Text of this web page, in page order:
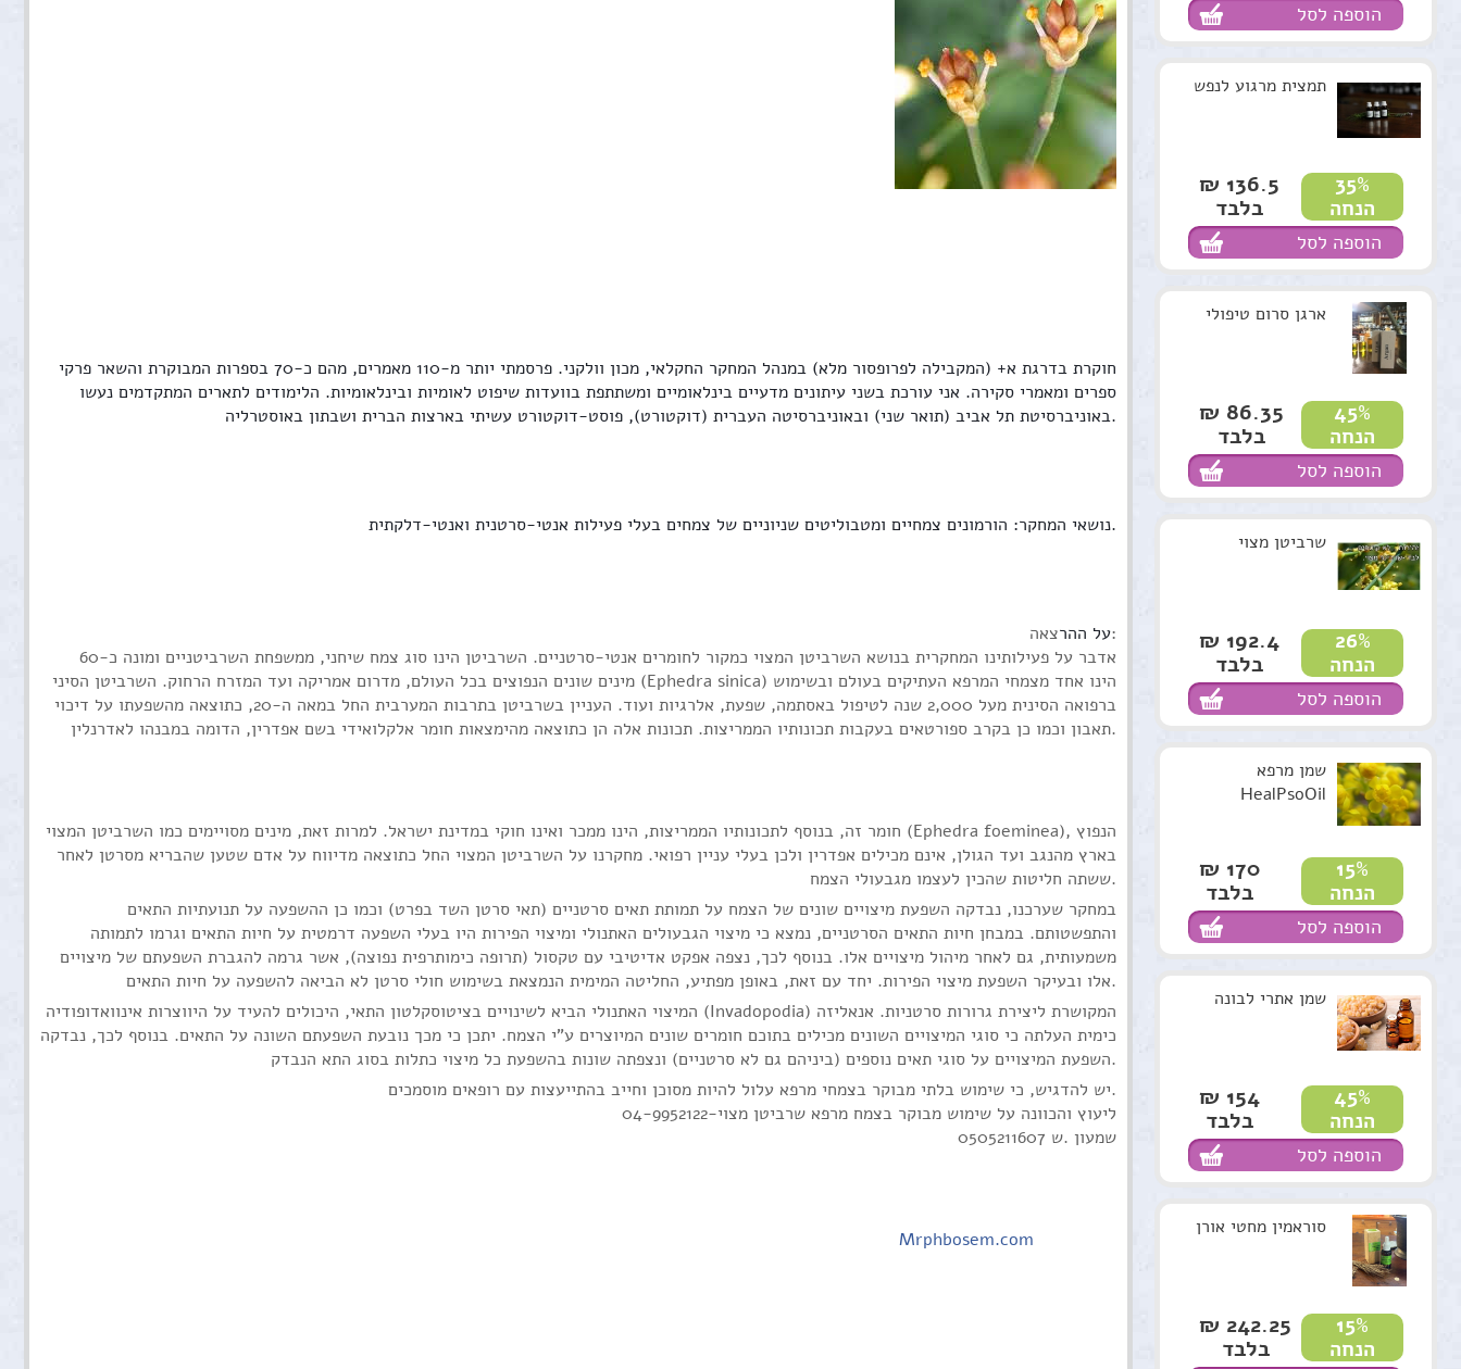
חוקרת בדרגת א+ (המקבילה לפרופסור מלא) במנהל המחקר החקלאי, מכון וולקני. פרסמתי יותר מ-110 מאמרים, מהם כ-70 בספרות המבוקרת והשאר פרקי
ספרים ומאמרי סקירה. אני עורכת בשני עיתונים מדעיים בינלאומיים ומשתתפת בוועדות שיפוט לאומיות ובינלאומיות. הלימודים לתארים המתקדמים נעשו
באוניברסיטת תל אביב (תואר שני) ובאוניברסיטה העברית (דוקטורט), פוסט-דוקטורט עשיתי בארצות הברית ושבתון באוסטרליה.
נושאי המחקר: הורמונים צמחיים ומטבוליטים שניוניים של צמחים בעלי פעילות אנטי-סרטנית ואנטי-דלקתית.
על ההרצאה:
אדבר על פעילותינו המחקרית בנושא השרביטן המצוי כמקור לחומרים אנטי-סרטניים. השרביטן הינו סוג צמח שיחני, ממשפחת השרביטניים ומונה כ-60
מינים שונים הנפוצים בכל העולם, מדרום אמריקה ועד המזרח הרחוק. השרביטן הסיני (Ephedra sinica) הינו אחד מצמחי המרפא העתיקים בעולם ובשימוש
ברפואה הסינית מעל 2,000 שנה לטיפול באסתמה, שפעת, אלרגיות ועוד. העניין בשרביטן בתרבות המערבית החל במאה ה-20, כתוצאה מהשפעתו על דיכוי
תאבון וכמו כן בקרב ספורטאים בעקבות תכונותיו הממריצות. תכונות אלה הן כתוצאה מהימצאות חומר אלקלואידי בשם אפדרין, הדומה במבנהו לאדרנלין.
חומר זה, בנוסף לתכונותיו הממריצות, הינו ממכר ואינו חוקי במדינת ישראל. למרות זאת, מינים מסויימים כמו השרביטן המצוי (Ephedra foeminea), הנפוץ
בארץ מהנגב ועד הגולן, אינם מכילים אפדרין ולכן בעלי עניין רפואי. מחקרנו על השרביטן המצוי החל כתוצאה מדיווח על אדם שטען שהבריא מסרטן לאחר
ששתה חליטות שהכין לעצמו מגבעולי הצמח.
במחקר שערכנו, נבדקה השפעת מיצויים שונים של הצמח על תמותת תאים סרטניים (תאי סרטן השד בפרט) וכמו כן ההשפעה על תנועתיות התאים
והתפשטותם. במבחן חיות התאים הסרטניים, נמצא כי מיצוי הגבעולים האתנולי ומיצוי הפירות היו בעלי השפעה דרמטית על חיות התאים וגרמו לתמותה
משמעותית, גם לאחר מיהול מיצויים אלו. בנוסף לכך, נצפה אפקט אדיטיבי עם טקסול (תרופה כימותרפית נפוצה), אשר גרמה להגברת השפעתם של מיצויים
אלו ובעיקר השפעת מיצוי הפירות. יחד עם זאת, באופן מפתיע, החליטה המימית הנמצאת בשימוש חולי סרטן לא הביאה להשפעה על חיות התאים.
המיצוי האתנולי הביא לשינויים בציטוסקלטון התאי, היכולים להעיד על היווצרות אינוואדופודיה (Invadopodia) המקושרת ליצירת גרורות סרטניות. אנאליזה
כימית העלתה כי סוגי המיצויים השונים מכילים בתוכם חומרים שונים המיוצרים ע"י הצמח. יתכן כי מכך נובעת השפעתם השונה על התאים. בנוסף לכך, נבדקה
השפעת המיצויים על סוגי תאים נוספים (ביניהם גם לא סרטניים) ונצפתה שונות בהשפעת כל מיצוי כתלות בסוג התא הנבדק.
יש להדגיש, כי שימוש בלתי מבוקר בצמחי מרפא עלול להיות מסוכן וחייב בהתייעצות עם רופאים מוסמכים.
ליעוץ והכוונה על שימוש מבוקר בצמח מרפא שרביטן מצוי-04-9952122
שמעון .ש 0505211607
Mrphbosem.com
הוספה לסל
תמצית מרגוע לנפש
35%
הנחה
136.5 ₪
בלבד
הוספה לסל
ארגן סרום טיפולי
45%
הנחה
86.35 ₪
בלבד
הוספה לסל
שרביטן מצוי
26%
הנחה
192.4 ₪
בלבד
הוספה לסל
שמן מרפא
HealPsoOil
15%
הנחה
170 ₪
בלבד
הוספה לסל
שמן אתרי לבונה
45%
הנחה
154 ₪
בלבד
הוספה לסל
סוראמין מחטי אורן
15%
הנחה
242.25 ₪
בלבד